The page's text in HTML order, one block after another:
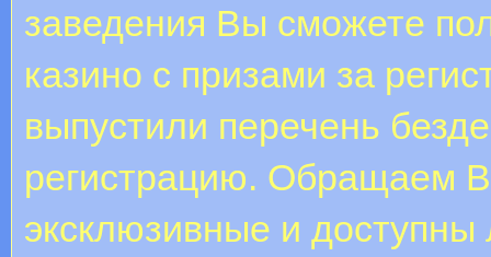
заведения Вы сможете
казино с призами за
выпустили перечень
регистрацию. Обращаем
эксклюзивные и